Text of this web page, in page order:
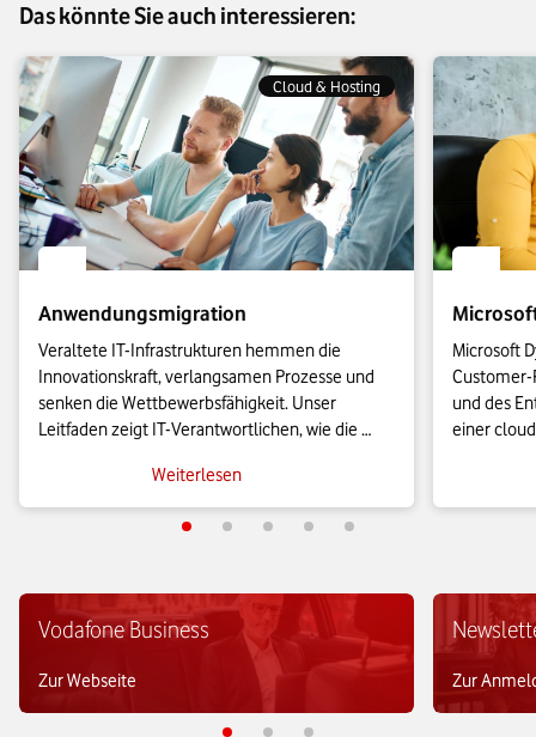
Das könnte Sie auch interessieren:
Cloud & Hosting
Anwendungsmigration
Veraltete IT-Infrastrukturen hemmen die
Innovationskraft, verlangsamen Prozesse und
senken die Wettbewerbsfähigkeit. Unser
Leitfaden zeigt IT-Verantwortlichen, wie die
gelingt und wie sich geschäftskritische Prozesse
agil skalieren lassen.
Weiterlesen
Microsoft
Customer-
und des
einer
Vodafone Business
Zur Webseite Zur